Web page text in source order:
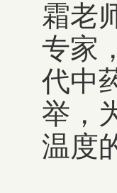
霜老
专家
代中
举，
温度